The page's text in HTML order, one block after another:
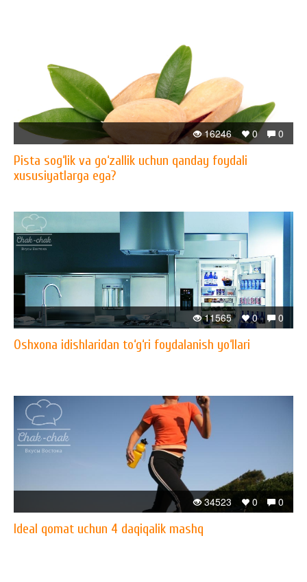
0
0
16246
Pista sog‘lik va go‘zallik uchun qanday foydali
xususiyatlarga ega?
0
0
11565
Oshxona idishlaridan to‘g‘ri foydalanish yo‘llari
0
0
34523
Ideal qomat uchun 4 daqiqalik mashq